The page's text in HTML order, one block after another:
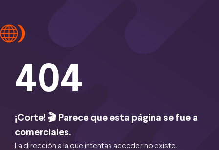
404
¡Corte! 🎬 Parece que esta página se fue a
comerciales.
La dirección a la que intentas acceder no existe.